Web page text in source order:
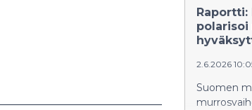
polarisoi
2.6.2026
Suomen